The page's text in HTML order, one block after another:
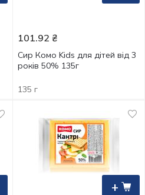
101.92 ₴
Сир Комо Kids для дітей від 3
років 50% 135г
135 г
+